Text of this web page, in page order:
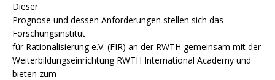
Dieser
Prognose und dessen Anforderungen stellen sich das
Forschungsinstitut
für Rationalisierung e.V. (FIR) an der RWTH gemeinsam mit der
Weiterbildungseinrichtung RWTH International Academy und
bieten zum